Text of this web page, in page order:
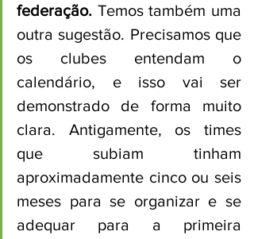
federação. Temos também uma
outra sugestão. Precisamos que
os clubes entendam o
calendário, e isso vai ser
demonstrado de forma muito
clara. Antigamente, os times
que subiam tinham
aproximadamente cinco ou seis
meses para se organizar e se
adequar para a primeira